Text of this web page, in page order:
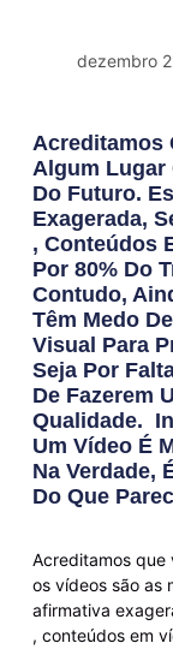
dezembro
Acreditamos
Algum Lugar
Do Futuro.
Exagerada,
, Conteúdos
Por 80% Do
Contudo,
Têm Medo
Visual Para
Seja Por
De Fazerem
Qualidade.
Um Vídeo É
Na Verdade,
Do Que
Acreditamos que
os vídeos são as
afirmativa
, conteúdos em